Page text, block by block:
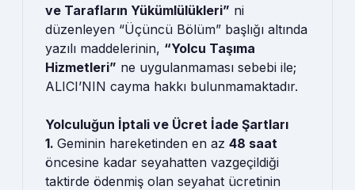
ve Tarafların Yükümlülükleri” ni
düzenleyen “Üçüncü Bölüm” başlığı altında
yazılı maddelerinin, “Yolcu Taşıma
Hizmetleri” ne uygulanmaması sebebi ile;
ALICI’NIN cayma hakkı bulunmamaktadır.
Yolculuğun İptali ve Ücret İade Şartları
1. Geminin hareketinden en az 48 saat
öncesine kadar seyahatten vazgeçildiği
taktirde ödenmiş olan seyahat ücretinin